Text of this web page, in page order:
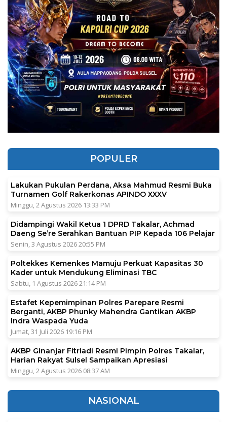
POPULER
Lakukan Pukulan Perdana, Aksa Mahmud Resmi Buka
Turnamen Golf Rakerkonas APINDO XXXV
Minggu, 2 Agustus 2026 13:33 PM
Didampingi Wakil Ketua 1 DPRD Takalar, Achmad
Daeng Se’re Serahkan Bantuan PIP Kepada 106 Pelajar
Senin, 3 Agustus 2026 20:55 PM
Poltekkes Kemenkes Mamuju Perkuat Kapasitas 30
Kader untuk Mendukung Eliminasi TBC
Sabtu, 1 Agustus 2026 21:14 PM
Estafet Kepemimpinan Polres Parepare Resmi
Berganti, AKBP Phunky Mahendra Gantikan AKBP
Indra Waspada Yuda
Jumat, 31 Juli 2026 19:16 PM
AKBP Ginanjar Fitriadi Resmi Pimpin Polres Takalar,
Harian Rakyat Sulsel Sampaikan Apresiasi
Minggu, 2 Agustus 2026 08:37 AM
NASIONAL